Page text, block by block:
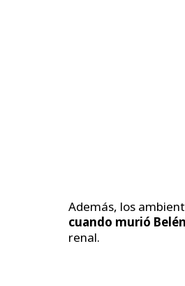
Además, los
cuando murió Belén
renal.